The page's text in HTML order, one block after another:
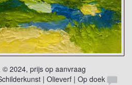
© 2024, prijs op aanvraag
| Olieverf | Op doek